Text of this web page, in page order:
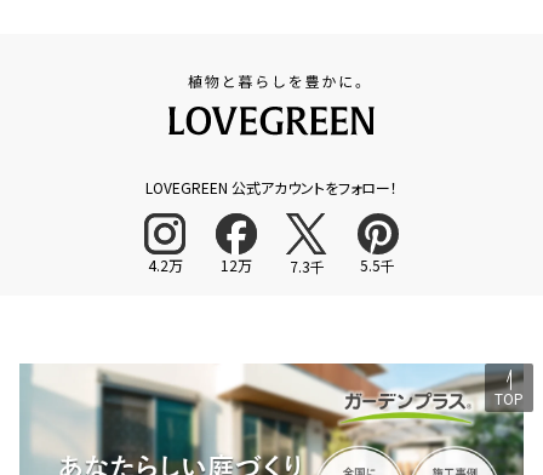
LOVEGREEN 公式アカウントをフォロー！
4.2万 12万 7.3千 5.5千
TOP